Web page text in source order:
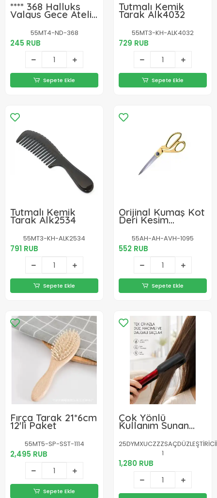
**** 368 Halluks
Valgus Gece Ateli
Plastik Destekli
55MT4-ND-368
245 RUB
Sepete Ekle
Tutmalı Kemik
Tarak Alk4032
55MT3-KH-ALK4032
729 RUB
Sepete Ekle
Tutmalı Kemik
Tarak Alk2534
55MT3-KH-ALK2534
791 RUB
Sepete Ekle
Orijinal Kumaş Kot
Deri Kesim
Profesyonel Terzi
Makası Çelik
Büyük Boy
55AH-AH-AVH-1095
552 RUB
Sepete Ekle
Fırça Tarak 21*6cm
12'li Paket
55MT5-SP-SST-1114
2,495 RUB
Sepete Ekle
Çok Yönlü
Kullanım Sunan
Saç Düzleştirici –
Düzleştirici ve
Hacim Verici
1
1,280 RUB